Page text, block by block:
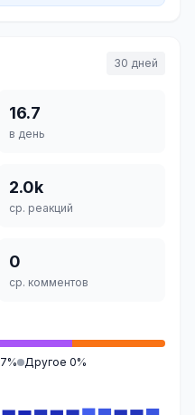
30 дней
16.7
в день
2.0k
ср. реакций
0
ср. комментов
Другое 0%